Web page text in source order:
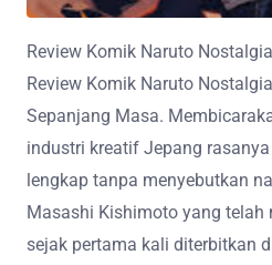
Review Komik Naruto
Review Komik Naruto
Sepanjang Masa.
industri kreatif Jepang
lengkap tanpa menyebutkan
Masashi Kishimoto yang
sejak pertama kali diterbitkan